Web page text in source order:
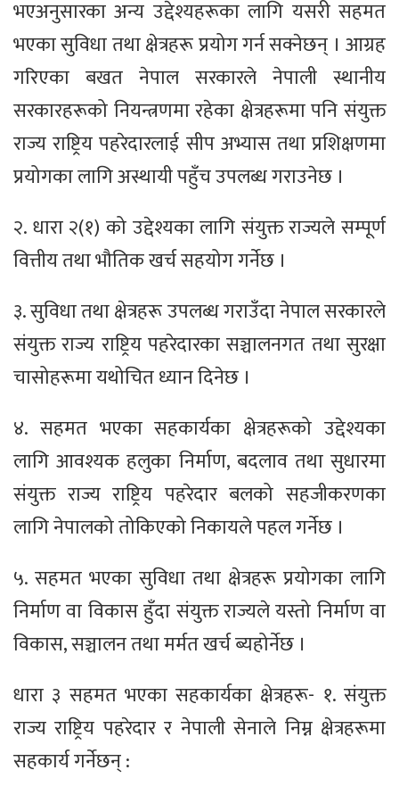
भएअनुसारका अन्य उद्देश्यहरूका लागि यसरी सहमत
भएका सुविधा तथा क्षेत्रहरू प्रयोग गर्न सक्नेछन् । आग्रह
गरिएका बखत नेपाल सरकारले नेपाली स्थानीय
सरकारहरूको नियन्त्रणमा रहेका क्षेत्रहरूमा पनि संयुक्त
राज्य राष्ट्रिय पहरेदारलाई सीप अभ्यास तथा प्रशिक्षणमा
प्रयोगका लागि अस्थायी पहुँच उपलब्ध गराउनेछ ।
२. धारा २(१) को उद्देश्यका लागि संयुक्त राज्यले सम्पूर्ण
वित्तीय तथा भौतिक खर्च सहयोग गर्नेछ ।
३. सुविधा तथा क्षेत्रहरू उपलब्ध गराउँदा नेपाल सरकारले
संयुक्त राज्य राष्ट्रिय पहरेदारका सञ्चालनगत तथा सुरक्षा
चासोहरूमा यथोचित ध्यान दिनेछ ।
४. सहमत भएका सहकार्यका क्षेत्रहरूको उद्देश्यका
लागि आवश्यक हलुका निर्माण, बदलाव तथा सुधारमा
संयुक्त राज्य राष्ट्रिय पहरेदार बलको सहजीकरणका
लागि नेपालको तोकिएको निकायले पहल गर्नेछ ।
५. सहमत भएका सुविधा तथा क्षेत्रहरू प्रयोगका लागि
निर्माण वा विकास हुँदा संयुक्त राज्यले यस्तो निर्माण वा
विकास, सञ्चालन तथा मर्मत खर्च ब्यहोर्नेछ ।
धारा ३ सहमत भएका सहकार्यका क्षेत्रहरू- १. संयुक्त
राज्य राष्ट्रिय पहरेदार र नेपाली सेनाले निम्न क्षेत्रहरूमा
सहकार्य गर्नेछन् :